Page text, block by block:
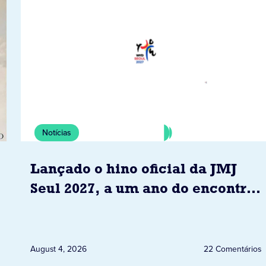
Notícias
Lançado o hino oficial da JMJ
Seul 2027, a um ano do encontro
August 4, 2026 22 Comentários